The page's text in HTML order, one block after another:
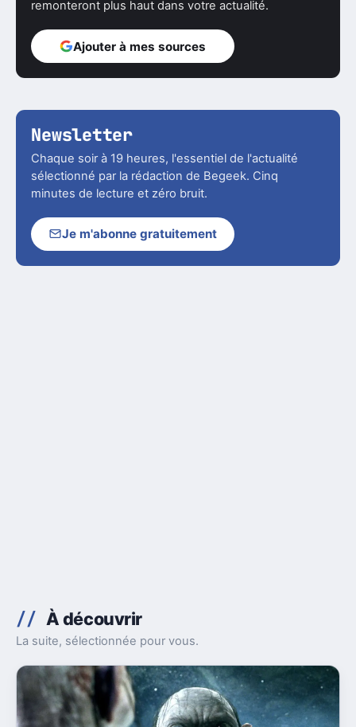
remonteront plus haut dans votre actualité.
Ajouter à mes sources
Newsletter
Chaque soir à 19 heures, l'essentiel de l'actualité
sélectionné par la rédaction de Begeek. Cinq
minutes de lecture et zéro bruit.
Je m'abonne gratuitement
À découvrir
La suite, sélectionnée pour vous.